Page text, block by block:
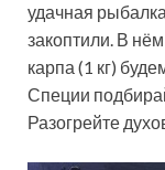
удачная
закоптили. В
карпа (1 кг)
Специи
Разогрейте